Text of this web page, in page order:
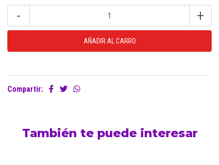
- +
Compartir:
También te puede interesar